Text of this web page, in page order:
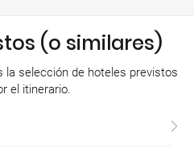
(o similares)
la selección de hoteles previstos
el itinerario.